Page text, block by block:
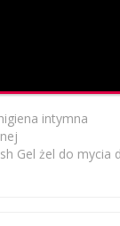
intymna
Gel żel do mycia